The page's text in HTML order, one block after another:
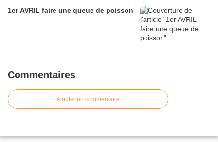
1er AVRIL faire une queue de poisson
Commentaires
Ajouter un commentaire